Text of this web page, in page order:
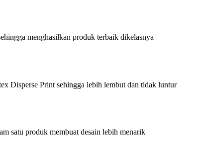
menghasilkan produk terbaik dikelasnya
Disperse Print sehingga lebih lembut dan tidak luntur
satu produk membuat desain lebih menarik